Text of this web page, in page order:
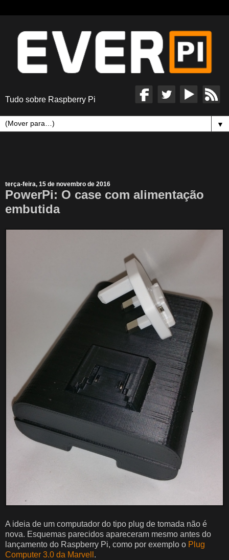
Tudo sobre Raspberry Pi
▼
terça-feira, 15 de novembro de 2016
PowerPi: O case com alimentação
embutida
A ideia de um computador do tipo plug de tomada não é
nova. Esquemas parecidos apareceram mesmo antes do
lançamento do Raspberry Pi, como por exemplo o Plug
Computer 3.0 da Marvell .